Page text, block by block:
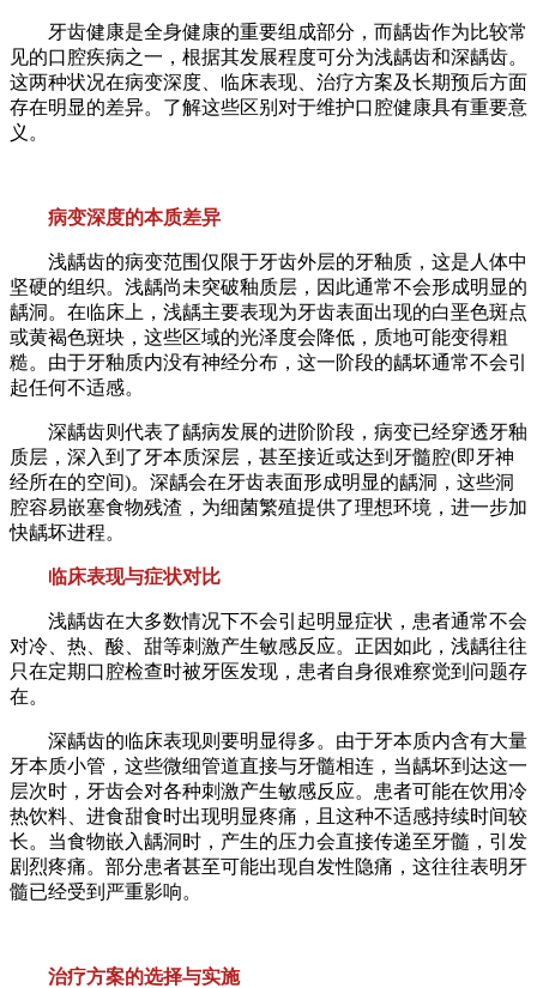
牙齿健康是全身健康的重要组成部分，而龋齿作为比较常
见的口腔疾病之一，根据其发展程度可分为浅龋齿和深龋齿。
这两种状况在病变深度、临床表现、治疗方案及长期预后方面
存在明显的差异。了解这些区别对于维护口腔健康具有重要意
义。
病变深度的本质差异
浅龋齿的病变范围仅限于牙齿外层的牙釉质，这是人体中
坚硬的组织。浅龋尚未突破釉质层，因此通常不会形成明显的
龋洞。在临床上，浅龋主要表现为牙齿表面出现的白垩色斑点
或黄褐色斑块，这些区域的光泽度会降低，质地可能变得粗
糙。由于牙釉质内没有神经分布，这一阶段的龋坏通常不会引
起任何不适感。
深龋齿则代表了龋病发展的进阶阶段，病变已经穿透牙釉
质层，深入到了牙本质深层，甚至接近或达到牙髓腔(即牙神
经所在的空间)。深龋会在牙齿表面形成明显的龋洞，这些洞
腔容易嵌塞食物残渣，为细菌繁殖提供了理想环境，进一步加
快龋坏进程。
临床表现与症状对比
浅龋齿在大多数情况下不会引起明显症状，患者通常不会
对冷、热、酸、甜等刺激产生敏感反应。正因如此，浅龋往往
只在定期口腔检查时被牙医发现，患者自身很难察觉到问题存
在。
深龋齿的临床表现则要明显得多。由于牙本质内含有大量
牙本质小管，这些微细管道直接与牙髓相连，当龋坏到达这一
层次时，牙齿会对各种刺激产生敏感反应。患者可能在饮用冷
热饮料、进食甜食时出现明显疼痛，且这种不适感持续时间较
长。当食物嵌入龋洞时，产生的压力会直接传递至牙髓，引发
剧烈疼痛。部分患者甚至可能出现自发性隐痛，这往往表明牙
髓已经受到严重影响。
治疗方案的选择与实施